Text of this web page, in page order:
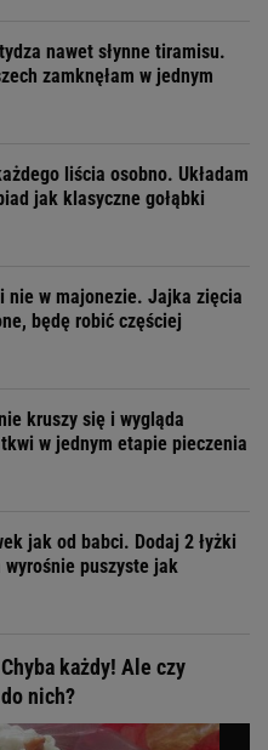
nawet słynne tiramisu.
zamknęłam w jednym
liścia osobno. Układam
jak klasyczne gołąbki
nie w majonezie. Jajka zięcia
będę robić częściej
kruszy się i wygląda
w jednym etapie pieczenia
jak od babci. Dodaj 2 łyżki
wyrośnie puszyste jak
każdy! Ale czy
nich?